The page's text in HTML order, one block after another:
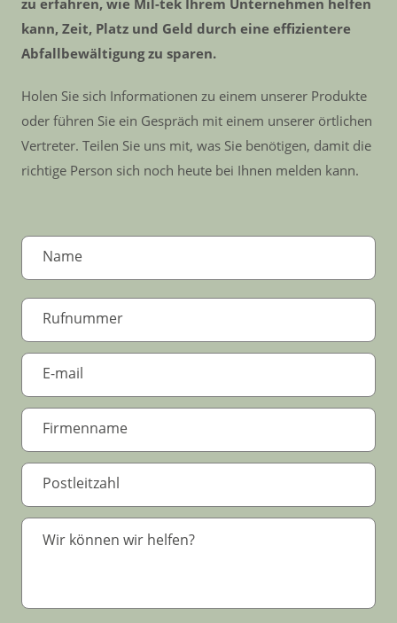
zu erfahren, wie Mil-tek Ihrem Unternehmen helfen
kann, Zeit, Platz und Geld durch eine effizientere
Abfallbewältigung zu sparen.
Holen Sie sich Informationen zu einem unserer Produkte
oder führen Sie ein Gespräch mit einem unserer örtlichen
Vertreter. Teilen Sie uns mit, was Sie benötigen, damit die
richtige Person sich noch heute bei Ihnen melden kann.